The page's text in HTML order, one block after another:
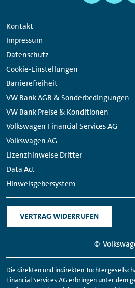
Kontakt
Impressum
Datenschutz
Cookie-Einstellungen
Barrierefreiheit
VW Bank AGB & Sonderbedingungen
VW Bank Preise & Konditionen
Volkswagen Financial Services AG
Volkswagen AG
Lizenzhinweise Dritter
Data Act
Hinweisgebersystem
VERTRAG WIDERRUFEN
Links
©
Die direkten und indirekten
FinancialServices AG erbringen unter dem